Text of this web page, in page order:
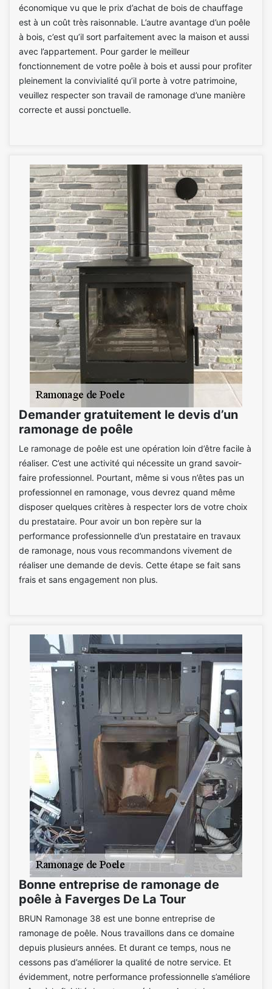
économique vu que le prix d’achat de bois de chauffage
est à un coût très raisonnable. L’autre avantage d’un poêle
à bois, c’est qu’il sort parfaitement avec la maison et aussi
avec l’appartement. Pour garder le meilleur
fonctionnement de votre poêle à bois et aussi pour profiter
pleinement la convivialité qu’il porte à votre patrimoine,
veuillez respecter son travail de ramonage d’une manière
correcte et aussi ponctuelle.
Demander gratuitement le devis d’un
ramonage de poêle
Le ramonage de poêle est une opération loin d’être facile à
réaliser. C’est une activité qui nécessite un grand savoir-
faire professionnel. Pourtant, même si vous n’êtes pas un
professionnel en ramonage, vous devrez quand même
disposer quelques critères à respecter lors de votre choix
du prestataire. Pour avoir un bon repère sur la
performance professionnelle d’un prestataire en travaux
de ramonage, nous vous recommandons vivement de
réaliser une demande de devis. Cette étape se fait sans
frais et sans engagement non plus.
Bonne entreprise de ramonage de
poêle à Faverges De La Tour
BRUN Ramonage 38 est une bonne entreprise de
ramonage de poêle. Nous travaillons dans ce domaine
depuis plusieurs années. Et durant ce temps, nous ne
cessons pas d’améliorer la qualité de notre service. Et
évidemment, notre performance professionnelle s’améliore